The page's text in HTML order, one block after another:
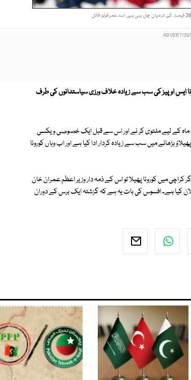
ایس او پیز کی سب سے زیادہ خلاف ورزی سیاستدانوں کی طرف
ماہ کے لیے ملتوی کر نے اور اس سے قبل ایک خصوصی ویکسی
بڑھانے میں سب سے زیادہ کردار ادا کیا ہے اور اب وہاں کورونا
میں کورونا پھیلا تو اس کے ذمہ دار وزیر اعظم عمران خان
کیا ہے۔ افسوس کی بات یہ ہے کہ گزشتہ ایک برس کے دوران